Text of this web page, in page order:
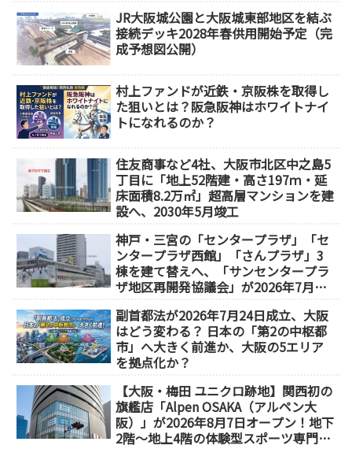
JR大阪城公園と大阪城東部地区を結ぶ
接続デッキ2028年春供用開始予定（完
成予想図公開）
村上ファンドが近鉄・京阪株を取得し
た狙いとは？阪急阪神はホワイトナイ
トになれるのか？
住友商事など4社、大阪市北区中之島5
丁目に「地上52階建・高さ197ｍ・延
床面積8.2万㎡」超高層マンションを建
設へ、2030年5月竣工
神戸・三宮の「センタープラザ」「セ
ンタープラザ西館」「さんプラザ」3
棟を建て替えへ、「サンセンタープラ
ザ地区再開発協議会」が2026年7月発
副首都法が2026年7月24日成立、大阪
はどう変わる？ 日本の「第2の中枢都
市」へ大きく前進か、大阪の5エリア
を拠点化か？
【大阪・梅田 ユニクロ跡地】関西初の
旗艦店「Alpen OSAKA（アルペン大
阪）」が2026年8月7日オープン！地下
2階～地上4階の体験型スポーツ専門店